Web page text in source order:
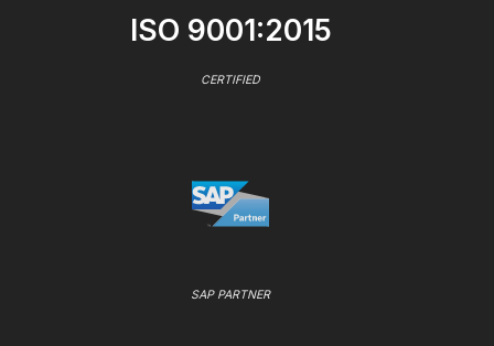
ISO 9001:2015
CERTIFIED
SAP PARTNER